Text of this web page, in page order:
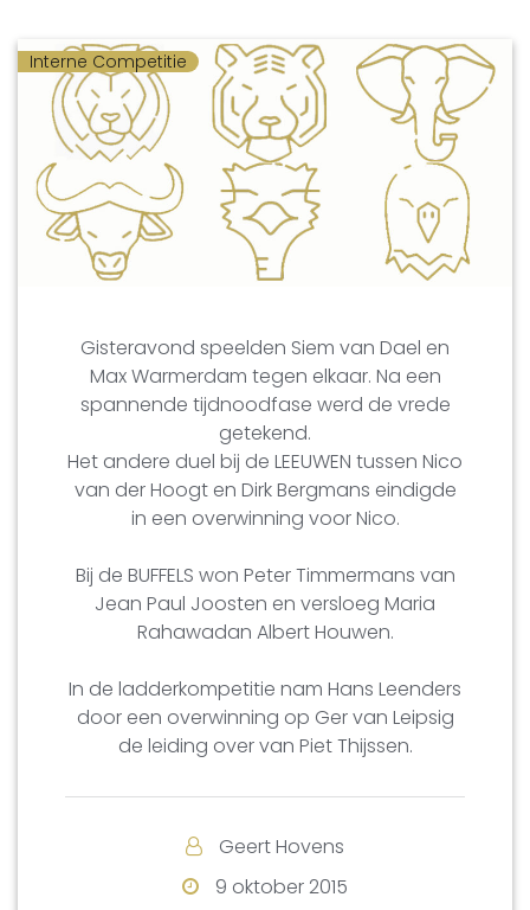
Interne Competitie
Gisteravond speelden Siem van Dael en
Max Warmerdam tegen elkaar. Na een
spannende tijdnoodfase werd de vrede
getekend.
Het andere duel bij de LEEUWEN tussen Nico
van der Hoogt en Dirk Bergmans eindigde
in een overwinning voor Nico.
Bij de BUFFELS won Peter Timmermans van
Jean Paul Joosten en versloeg Maria
Rahawadan Albert Houwen.
In de ladderkompetitie nam Hans Leenders
door een overwinning op Ger van Leipsig
de leiding over van Piet Thijssen.
Geert Hovens
9 oktober 2015